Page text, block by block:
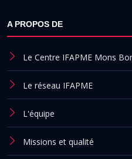
A PROPOS DE
Le Centre IFAPME Mons
Le réseau IFAPME
L'équipe
Missions et qualité